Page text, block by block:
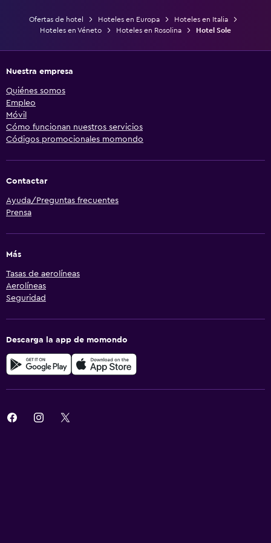
Ofertas de hotel Hoteles en Europa
Hoteles en Italia
Hoteles en Véneto
Hoteles en Rosolina Hotel Sole
Nuestra empresa
Quiénes somos
Empleo
Móvil
Cómo funcionan nuestros servicios
Códigos promocionales momondo
Contactar
Ayuda/Preguntas frecuentes
Prensa
Más
Tasas de aerolíneas
Aerolíneas
Seguridad
Descarga la app de momondo